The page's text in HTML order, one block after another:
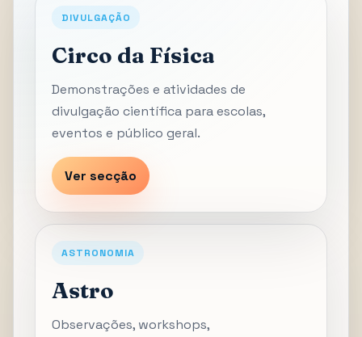
DIVULGAÇÃO
Circo da Física
Demonstrações e atividades de
divulgação científica para escolas,
eventos e público geral.
Ver secção
ASTRONOMIA
Astro
Observações, workshops,